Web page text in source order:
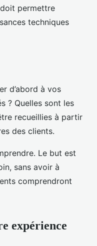
permettre
techniques
d’abord à vos
? Quelles sont les
recueillies à partir
des clients.
Le but est
sans avoir à
comprendront
expérience